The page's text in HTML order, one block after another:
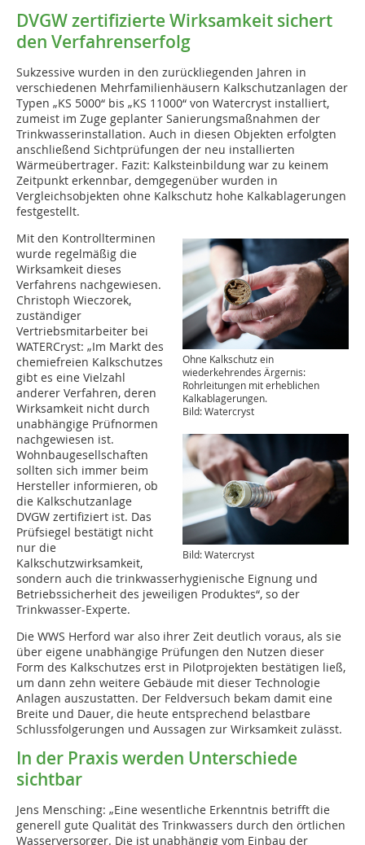
DVGW zertifizierte Wirksamkeit sichert
den Verfahrenserfolg
Sukzessive wurden in den zurückliegenden Jahren in
verschiedenen Mehrfamilienhäusern Kalkschutzanlagen der
Typen „KS 5000“ bis „KS 11000“ von Watercryst installiert,
zumeist im Zuge geplanter Sanierungsmaßnahmen der
Trinkwasserinstallation. Auch in diesen Objekten erfolgten
anschließend Sichtprüfungen der neu installierten
Wärmeübertrager. Fazit: Kalksteinbildung war zu keinem
Zeitpunkt erkennbar, demgegenüber wurden in
Vergleichsobjekten ohne Kalkschutz hohe Kalkablagerungen
festgestellt.
Ohne Kalkschutz ein
wiederkehrendes Ärgernis:
Rohrleitungen mit erheblichen
Kalkablagerungen.
Bild: Watercryst
Bild: Watercryst
Mit den Kontrollterminen
wurde regelmäßig die
Wirksamkeit dieses
Verfahrens nachgewiesen.
Christoph Wieczorek,
zuständiger
Vertriebsmitarbeiter bei
WATERCryst: „Im Markt des
chemiefreien Kalkschutzes
gibt es eine Vielzahl
anderer Verfahren, deren
Wirksamkeit nicht durch
unabhängige Prüfnormen
nachgewiesen ist.
Wohnbaugesellschaften
sollten sich immer beim
Hersteller informieren, ob
die Kalkschutzanlage
DVGW zertifiziert ist. Das
Prüfsiegel bestätigt nicht
nur die
Kalkschutzwirksamkeit,
sondern auch die trinkwasserhygienische Eignung und
Betriebssicherheit des jeweiligen Produktes“, so der
Trinkwasser-Experte.
Die WWS Herford war also ihrer Zeit deutlich voraus, als sie
über eigene unabhängige Prüfungen den Nutzen dieser
Form des Kalkschutzes erst in Pilotprojekten bestätigen ließ,
um dann zehn weitere Gebäude mit dieser Technologie
Anlagen auszustatten. Der Feldversuch bekam damit eine
Breite und Dauer, die heute entsprechend belastbare
Schlussfolgerungen und Aussagen zur Wirksamkeit zulässt.
In der Praxis werden Unterschiede
sichtbar
Jens Mensching: „Eine wesentliche Erkenntnis betrifft die
generell gute Qualität des Trinkwassers durch den örtlichen
Wasserversorger. Die ist unabhängig vom Einbau der